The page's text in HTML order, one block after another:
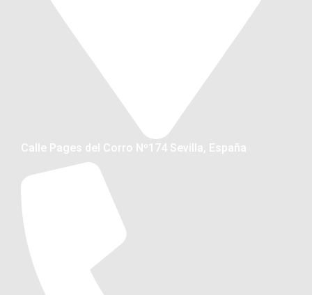
Calle Pages del Corro Nº174 Sevilla, España